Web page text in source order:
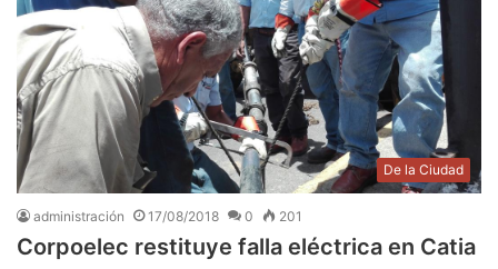
De la Ciudad
administración 17/08/2018 0 201
Corpoelec restituye falla eléctrica en Catia